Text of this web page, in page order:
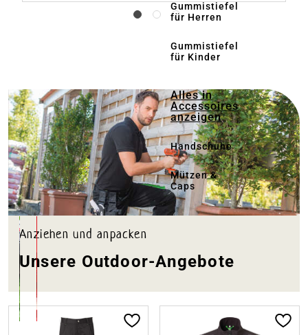
Gummistiefel
für Herren
Gummistiefel
für Kinder
Alles in
Accessoires
anzeigen
Handschuhe
Mützen &
Caps
Anziehen und anpacken
Unsere Outdoor-Angebote